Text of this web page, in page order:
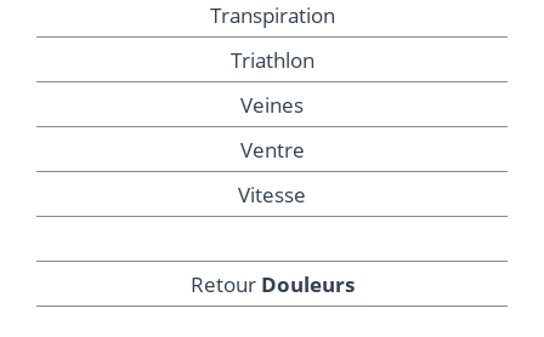
Transpiration
Triathlon
Veines
Ventre
Vitesse
Retour Douleurs